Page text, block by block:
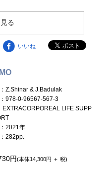
る
いいね
：Z.Shinar & J.Badulak
：978-0-96567-567-3
EXTRACORPOREAL LIFE SUPP
：2021年
：282pp.
円(本体14,300円 ＋ 税)